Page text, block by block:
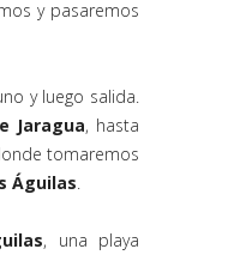
y pasaremos
y luego salida.
Jaragua, hasta
tomaremos
Águilas
, una playa